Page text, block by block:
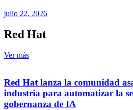
julio 22, 2026
Red Hat
Ver más
Red Hat lanza la comunidad
industria para automatizar la
gobernanza de IA